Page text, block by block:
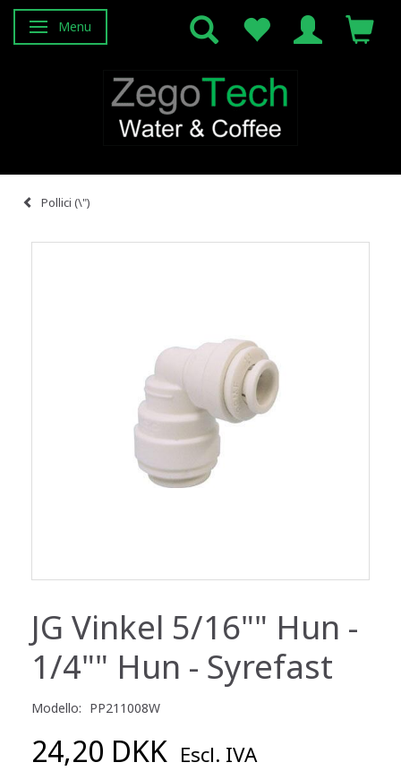
Attiva/disattiva navigazione
Menu
Pollici (\")
JG Vinkel 5/16"" Hun -
1/4"" Hun - Syrefast
Modello: PP211008W
24,20 DKK Escl. IVA